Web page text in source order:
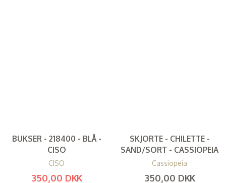
BUKSER - 218400 - BLÅ -
CISO
CISO
350,00 DKK
SKJORTE - CHILETTE -
SAND/SORT - CASSIOPEIA
Cassiopeia
350,00 DKK